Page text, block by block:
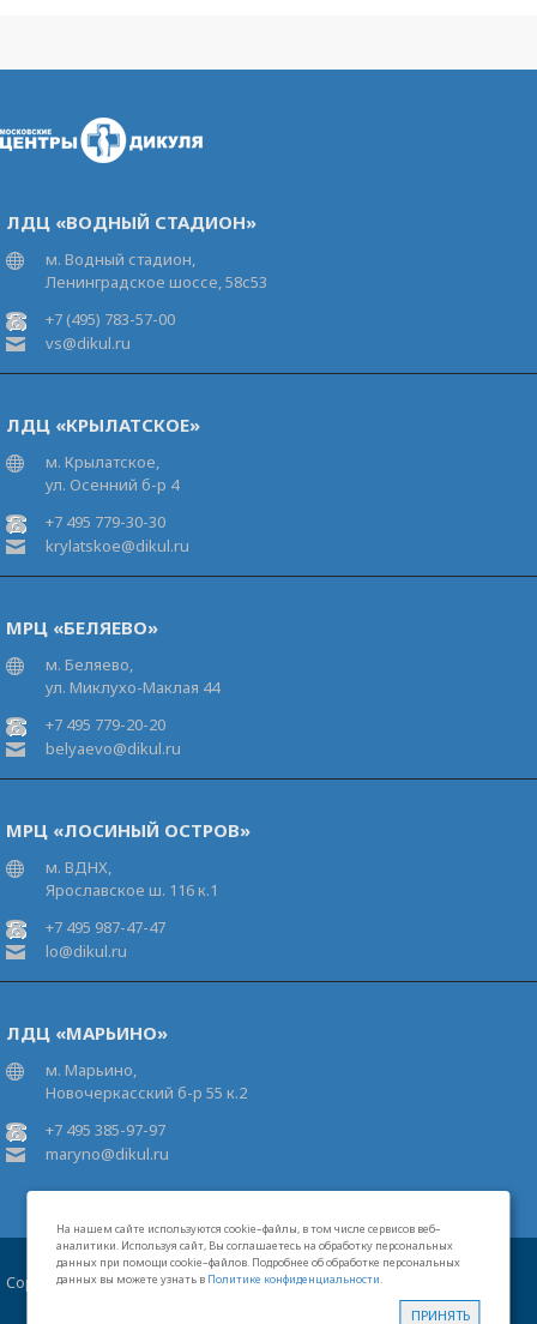
На нашем сайте используются cookie–файлы, в том числе сервисов веб–
аналитики. Используя сайт, Вы соглашаетесь на обработку персональных
данных при помощи cookie–файлов. Подробнее об обработке персональных
данных вы можете узнать в Политике конфиденциальности.
ПРИНЯТЬ
ЛДЦ «ВОДНЫЙ СТАДИОН»
м. Водный стадион,
Ленинградское шоссе, 58с53
+7 (495) 783-57-00
vs@dikul.ru
ЛДЦ «КРЫЛАТСКОЕ»
м. Крылатское,
ул. Осенний б-р 4
+7 495 779-30-30
krylatskoe@dikul.ru
МРЦ «БЕЛЯЕВО»
м. Беляево,
ул. Миклухо-Маклая 44
+7 495 779-20-20
belyaevo@dikul.ru
МРЦ «ЛОСИНЫЙ ОСТРОВ»
м. ВДНХ,
Ярославское ш. 116 к.1
+7 495 987-47-47
lo@dikul.ru
ЛДЦ «МАРЬИНО»
м. Марьино,
Новочеркасский б-р 55 к.2
+7 495 385-97-97
maryno@dikul.ru
Copyright 2026 Московские центры В.И.Дикуля®
Лицензии